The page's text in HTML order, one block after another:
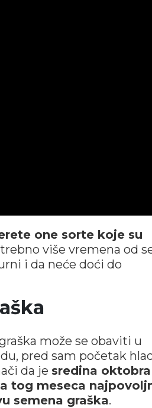
one sorte koje su
više vremena od
i da neće doći do
može se obaviti u
pred sam početak
da je sredina
tog meseca
semena graška.